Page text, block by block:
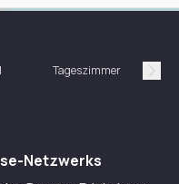
Tageszimmer
Netzwerks